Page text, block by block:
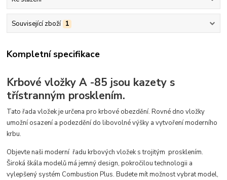
Související zboží 1
Kompletní specifikace
Krbové vložky A -85 jsou kazety s
třístranným prosklením.
Tato řada vložek je určena pro krbové obezdění. Rovné dno vložky
umožní osazení a podezdění do libovolné výšky a vytvoření moderního
krbu.
Objevte naši moderní řadu krbových vložek s trojitým prosklením.
Široká škála modelů má jemný design, pokročilou technologii a
vylepšený systém Combustion Plus. Budete mít možnost vybrat model,